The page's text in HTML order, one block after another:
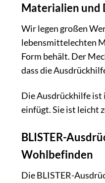
Materialien und
Wir legen großen
lebensmittelechten
Form behält. Der
dass die
Die Ausdrückhilfe ist
einfügt. Sie ist leicht
BLISTER-
Wohlbefinden
Die BLISTER-